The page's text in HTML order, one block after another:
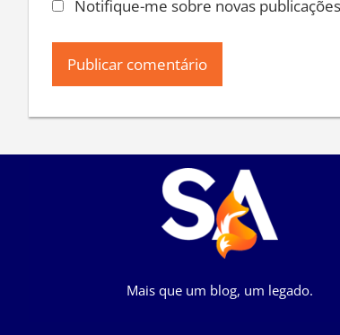
Notifique-me sobre novas
Mais que um blog, um legado.